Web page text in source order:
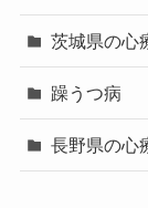
茨城県の心
躁うつ病
長野県の心